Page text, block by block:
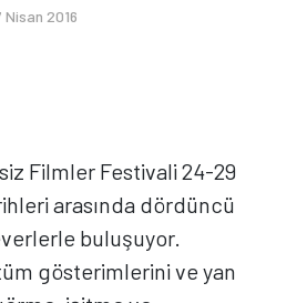
Nisan 2016
Filmler Festivali 24-29
arasında dördüncü
buluşuyor.
gösterimlerini ve yan